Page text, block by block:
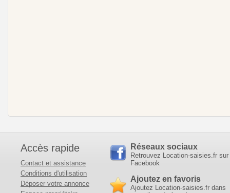
Accès rapide
Contact et assistance
Conditions d'utilisation
Déposer votre annonce
Réseaux sociaux
Retrouvez Location-saisies.fr sur
Facebook
Ajoutez en favoris
Ajoutez Location-saisies.fr dans